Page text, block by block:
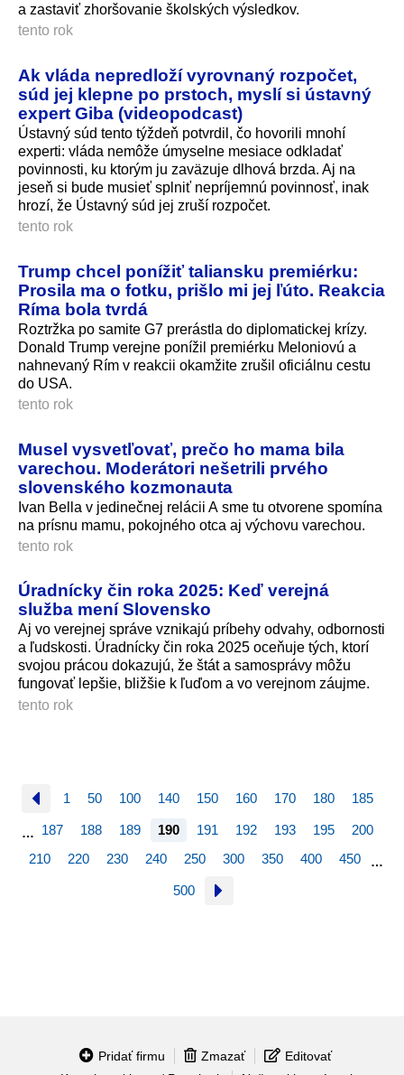
a zastaviť zhoršovanie školských výsledkov.
tento rok
Ak vláda nepredloží vyrovnaný rozpočet,
súd jej klepne po prstoch, myslí si ústavný
expert Giba (videopodcast)
Ústavný súd tento týždeň potvrdil, čo hovorili mnohí
experti: vláda nemôže úmyselne mesiace odkladať
povinnosti, ku ktorým ju zaväzuje dlhová brzda. Aj na
jeseň si bude musieť splniť nepríjemnú povinnosť, inak
hrozí, že Ústavný súd jej zruší rozpočet.
tento rok
Trump chcel ponížiť taliansku premiérku:
Prosila ma o fotku, prišlo mi jej ľúto. Reakcia
Ríma bola tvrdá
Roztržka po samite G7 prerástla do diplomatickej krízy.
Donald Trump verejne ponížil premiérku Meloniovú a
nahnevaný Rím v reakcii okamžite zrušil oficiálnu cestu
do USA.
tento rok
Musel vysvetľovať, prečo ho mama bila
varechou. Moderátori nešetrili prvého
slovenského kozmonauta
Ivan Bella v jedinečnej relácii A sme tu otvorene spomína
na prísnu mamu, pokojného otca aj výchovu varechou.
tento rok
Úradnícky čin roka 2025: Keď verejná
služba mení Slovensko
Aj vo verejnej správe vznikajú príbehy odvahy, odbornosti
a ľudskosti. Úradnícky čin roka 2025 oceňuje tých, ktorí
svojou prácou dokazujú, že štát a samosprávy môžu
fungovať lepšie, bližšie k ľuďom a vo verejnom záujme.
tento rok
1 50 100 140 150 160 170 180 185
… 187 188 189 190 191 192 193 195
200
210
220 230 240 250 300 350 400 450 …
500
Pridať firmu Zmazať
Editovať